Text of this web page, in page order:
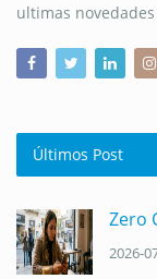
ultimas
Últimos Post
Zero
2026-